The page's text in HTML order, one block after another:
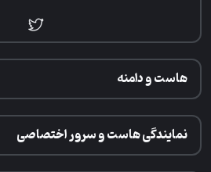
هاست و دامنه
نمایندگی هاست و سرور اختصاصی